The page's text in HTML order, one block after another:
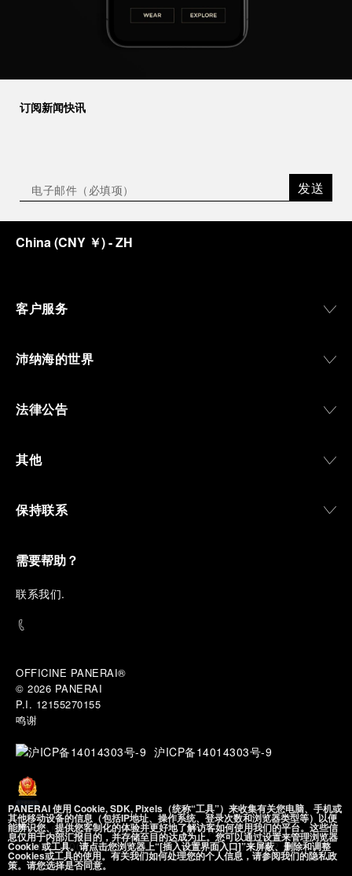
订阅新闻快讯
发送
China (CNY ￥)- ZH
客户服务
沛纳海的世界
法律公告
其他
保持联系
需要帮助？
联系我们.
OFFICINE PANERAI®
© 2026 PANERAI
P.I. 12155270155
鸣谢
沪ICP备14014303号-9
沪公网安备
31010602002492 号
PANERAI 使用 Cookie, SDK, Pixels（统称“工具”）来收集有关您电脑、手机或
其他移动设备的信息（包括IP地址、操作系统、登录次数和浏览器类型等）以便
能辨识您、提供您客制化的体验并更好地了解访客如何使用我们的平台。这些信
息仅用于内部汇报目的，并存储至目的达成为止。您可以通过设置来管理浏览器
Cookie 或工具。请点击您浏览器上“[插入设置界面入口]”来屏蔽、删除和调整
Cookies或工具的使用。有关我们如何处理您的个人信息，请参阅我们的隐私政
策。请您选择是否同意。